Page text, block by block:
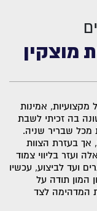
מוצקין
אמינות
בה זכיתי לשבת
שבריר שניה.
בעזרת הצוות
ועזר בליווי צמוד
ועד לביצוע, עכשיו
המון תודה על
המדהימה לצד